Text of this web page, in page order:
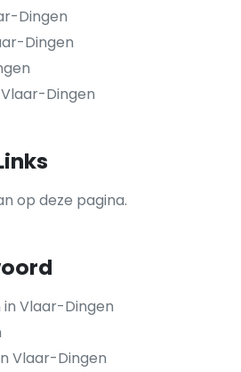
Dingen
Dingen
Dingen
op deze pagina.
Vlaar-Dingen
Vlaar-Dingen